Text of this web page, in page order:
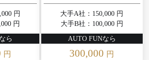
円
円
ら
円
大手A社：150,000 円
大手B社：100,000 円
AUTO FUNなら
300,000 円